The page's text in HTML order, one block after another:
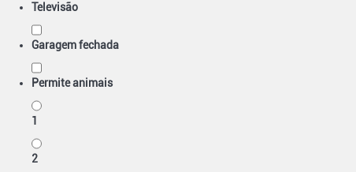
Televisão
Garagem fechada
Permite animais
1
2